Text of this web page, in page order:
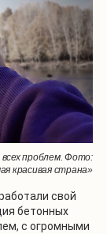
проблем. Фото:
красивая страна»
свой
бетонных
с огромными